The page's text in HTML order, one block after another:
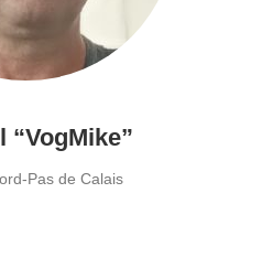
“VogMike”
Pas de Calais